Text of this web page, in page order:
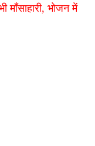
माँसाहारी, भोजन में